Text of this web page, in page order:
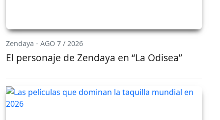
Zendaya - AGO 7 / 2026
El personaje de Zendaya en “La Odisea”